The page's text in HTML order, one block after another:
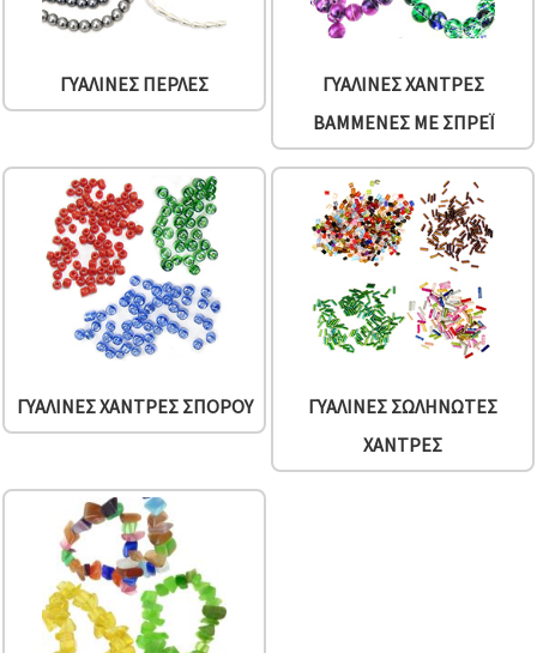
ΓΥΆΛΙΝΕΣ ΠΈΡΛΕΣ
ΓΥΆΛΙΝΕΣ ΧΆΝΤΡΕΣ
ΒΑΜΜΈΝΕΣ ΜΕ ΣΠΡΈΙ
ΓΥΆΛΙΝΕΣ ΧΆΝΤΡΕΣ ΣΠΌΡΟΥ
ΓΥΆΛΙΝΕΣ ΣΩΛΗΝΩΤΈΣ
ΧΆΝΤΡΕΣ